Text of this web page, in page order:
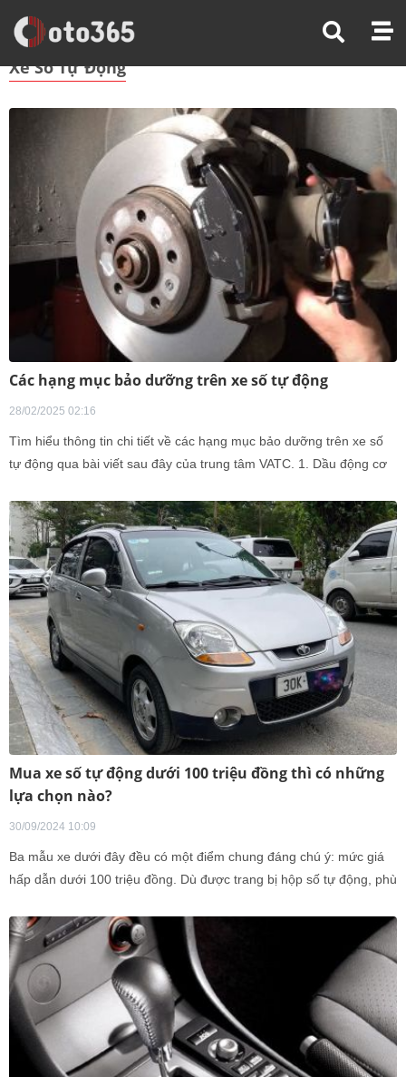
Trang Chủ Xe Số Tự Động
Xe Số Tự Động
Các hạng mục bảo dưỡng trên xe số tự động
28/02/2025 02:16
Tìm hiểu thông tin chi tiết về các hạng mục bảo dưỡng trên xe số
tự động qua bài viết sau đây của trung tâm VATC. 1. Dầu động cơ
Mua xe số tự động dưới 100 triệu đồng thì có những
lựa chọn nào?
30/09/2024 10:09
Ba mẫu xe dưới đây đều có một điểm chung đáng chú ý: mức giá
hấp dẫn dưới 100 triệu đồng. Dù được trang bị hộp số tự động, phù
nhỏ gọn và năm sản xuất đã khá lâu là những yếu tố cần cân nhắc.